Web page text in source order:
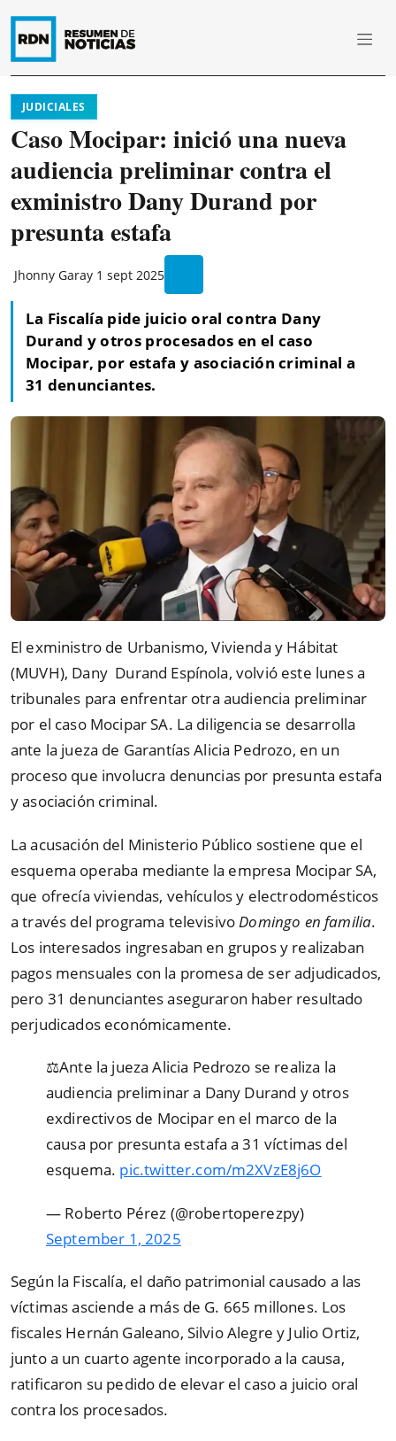
JUDICIALES
Caso Mocipar: inició una nueva
audiencia preliminar contra el
exministro Dany Durand por
presunta estafa
Jhonny Garay 1 sept 2025
La Fiscalía pide juicio oral contra Dany
Durand y otros procesados en el caso
Mocipar, por estafa y asociación criminal a
31 denunciantes.
El exministro de Urbanismo, Vivienda y Hábitat
(MUVH), Dany Durand Espínola, volvió este lunes a
tribunales para enfrentar otra audiencia preliminar
por el caso Mocipar SA. La diligencia se desarrolla
ante la jueza de Garantías Alicia Pedrozo, en un
proceso que involucra denuncias por presunta estafa
y asociación criminal.
La acusación del Ministerio Público sostiene que el
esquema operaba mediante la empresa Mocipar SA,
que ofrecía viviendas, vehículos y electrodomésticos
a través del programa televisivoDomingo en familia.
Los interesados ingresaban en grupos y realizaban
pagos mensuales con la promesa de ser adjudicados,
pero 31 denunciantes aseguraron haber resultado
perjudicados económicamente.
⚖️Ante la jueza Alicia Pedrozo se realiza la
audiencia preliminar a Dany Durand y otros
exdirectivos de Mocipar en el marco de la
causa por presunta estafa a 31 víctimas del
esquema. pic.twitter.com/m2XVzE8j6O
— Roberto Pérez (@robertoperezpy)
September 1, 2025
Según la Fiscalía, el daño patrimonial causado a las
víctimas asciende a más de G. 665 millones. Los
fiscales Hernán Galeano, Silvio Alegre y Julio Ortiz,
junto a un cuarto agente incorporado a la causa,
ratificaron su pedido de elevar el caso a juicio oral
contra los procesados.